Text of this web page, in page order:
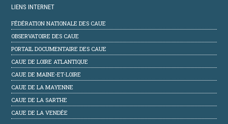
LIENS INTERNET
FÉDÉRATION NATIONALE DES CAUE
OBSERVATOIRE DES CAUE
PORTAIL DOCUMENTAIRE DES CAUE
CAUE DE LOIRE ATLANTIQUE
CAUE DE MAINE-ET-LOIRE
CAUE DE LA MAYENNE
CAUE DE LA SARTHE
CAUE DE LA VENDÉE